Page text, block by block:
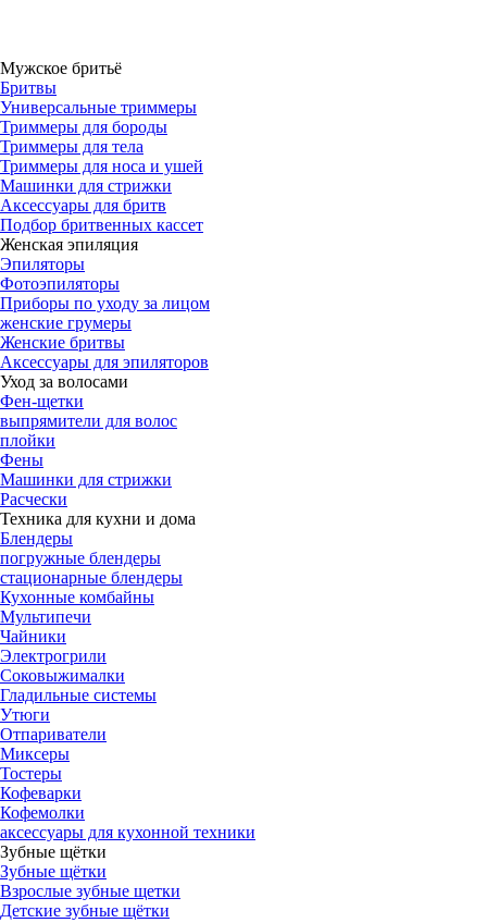
Мужское бритьё
Бритвы
Универсальные триммеры
Триммеры для бороды
Триммеры для тела
Триммеры для носа и ушей
Машинки для стрижки
Аксессуары для бритв
Подбор бритвенных кассет
Женская эпиляция
Эпиляторы
Фотоэпиляторы
Приборы по уходу за лицом
женские грумеры
Женские бритвы
Аксессуары для эпиляторов
Уход за волосами
Фен-щетки
выпрямители для волос
плойки
Фены
Машинки для стрижки
Расчески
Техника для кухни и дома
Блендеры
погружные блендеры
стационарные блендеры
Кухонные комбайны
Мультипечи
Чайники
Электрогрили
Соковыжималки
Гладильные системы
Утюги
Отпариватели
Миксеры
Тостеры
Кофеварки
Кофемолки
аксессуары для кухонной техники
Зубные щётки
Зубные щётки
Взрослые зубные щетки
Детские зубные щётки